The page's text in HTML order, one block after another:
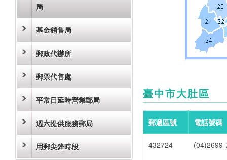
局
基金銷售局
郵政代辦所
郵票代售處
平常日延時營業郵局
週六提供服務郵局
用郵尖鋒時段
臺中市大肚區
郵遞區號 電話號碼
432724